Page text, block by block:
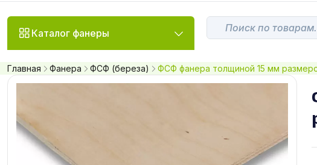
Каталог фанеры
Главная Фанера ФСФ (береза) ФСФ фанера толщиной 15 мм